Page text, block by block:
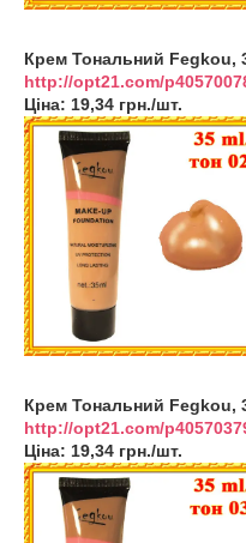
Крем Тональний Fegkou,
http://opt21.com/
Ціна: 19,34 грн./шт.
Крем Тональний Fegkou,
http://opt21.com/
Ціна: 19,34 грн./шт.